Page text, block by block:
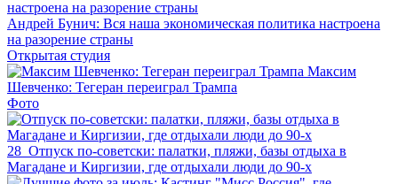
Андрей Бунич: Вся наша экономическая политика настроена
на разорение страны
Открытая студия
Максим
Шевченко: Тегеран переиграл Трампа
Фото
28 Отпуск по‑советски: палатки, пляжи, базы отдыха в
Магадане и Киргизии, где отдыхали люди до 90-х